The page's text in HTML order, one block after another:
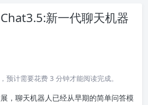
新一代聊天机器
预计需要花费 3 分钟才能阅读完成。
，聊天机器人已经从早期的简单问答模